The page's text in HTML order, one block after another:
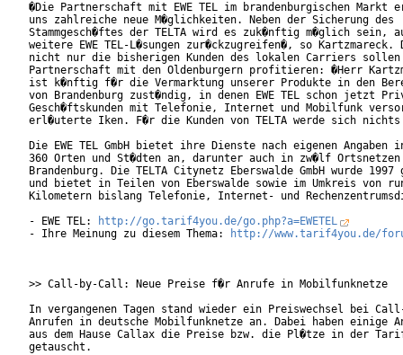
�Die Partnerschaft mit EWE TEL im brandenburgischen Markt
uns zahlreiche neue M�glichkeiten. Neben der Sicherung des
Stammgesch�ftes der TELTA wird es zuk�nftig m�glich sein,
weitere EWE TEL-L�sungen zur�ckzugreifen�, so Kartzmareck.
nicht nur die bisherigen Kunden des lokalen Carriers sollen
Partnerschaft mit den Oldenburgern profitieren: �Herr
ist k�nftig f�r die Vermarktung unserer Produkte in den
von Brandenburg zust�ndig, in denen EWE TEL schon jetzt
Gesch�ftskunden mit Telefonie, Internet und Mobilfunk
erl�uterte Iken. F�r die Kunden von TELTA werde sich
Die EWE TEL GmbH bietet ihre Dienste nach eigenen Angaben
360 Orten und St�dten an, darunter auch in zw�lf
Brandenburg. Die TELTA Citynetz Eberswalde GmbH wurde 1997
und bietet in Teilen von Eberswalde sowie im Umkreis von
Kilometern bislang Telefonie, Internet- und
- EWE TEL:
http://go.tarif4you.de/go.php?a=EWETEL
- Ihre Meinung zu diesem Thema:
http://www.tarif4you.de/
>> Call-by-Call: Neue Preise f�r Anrufe in Mobilfunknetze
In vergangenen Tagen stand wieder ein Preiswechsel bei
Anrufen in deutsche Mobilfunknetze an. Dabei haben einige
aus dem Hause Callax die Preise bzw. die Pl�tze in der
getauscht.